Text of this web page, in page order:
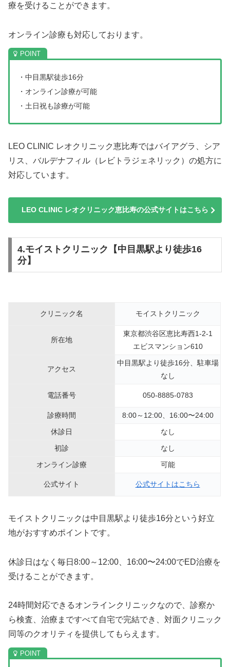
療を受けることができます。
オンライン診療も対応しております。
・中目黒駅徒歩16分
・オンライン診療が可能
・土日祝も診療が可能
LEO CLINIC レオクリニック恵比寿ではバイアグラ、シア
リス、バルデナフィル（レビトラジェネリック）の処方に
対応しています。
LEO CLINIC レオクリニック恵比寿の公式サイトはこちら
4.モイストクリニック【中目黒駅より徒歩16
分】
クリニック名 モイストクリニック
所在地
東京都渋谷区恵比寿西1-2-1
エビスマンション610
アクセス
中目黒駅より徒歩16分、駐車場
なし
電話番号 050-8885-0783
診療時間
8:00～12:00、16:00〜24:00
休診日
なし
初診
なし
オンライン診療
可能
公式サイト 公式サイトはこちら
モイストクリニックは中目黒駅より徒歩16分という好立
地がおすすめポイントです。
休診日はなく毎日8:00～12:00、16:00〜24:00でED治療を
受けることができます。
24時間対応できるオンラインクリニックなので、診察か
ら検査、治療まですべて自宅で完結でき、対面クリニック
同等のクオリティを提供してもらえます。